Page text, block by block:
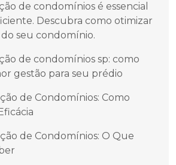
de condomínios é essencial
Descubra como otimizar
seu condomínio.
de condomínios sp: como
gestão para seu prédio
de Condomínios: Como
de Condomínios: O Que